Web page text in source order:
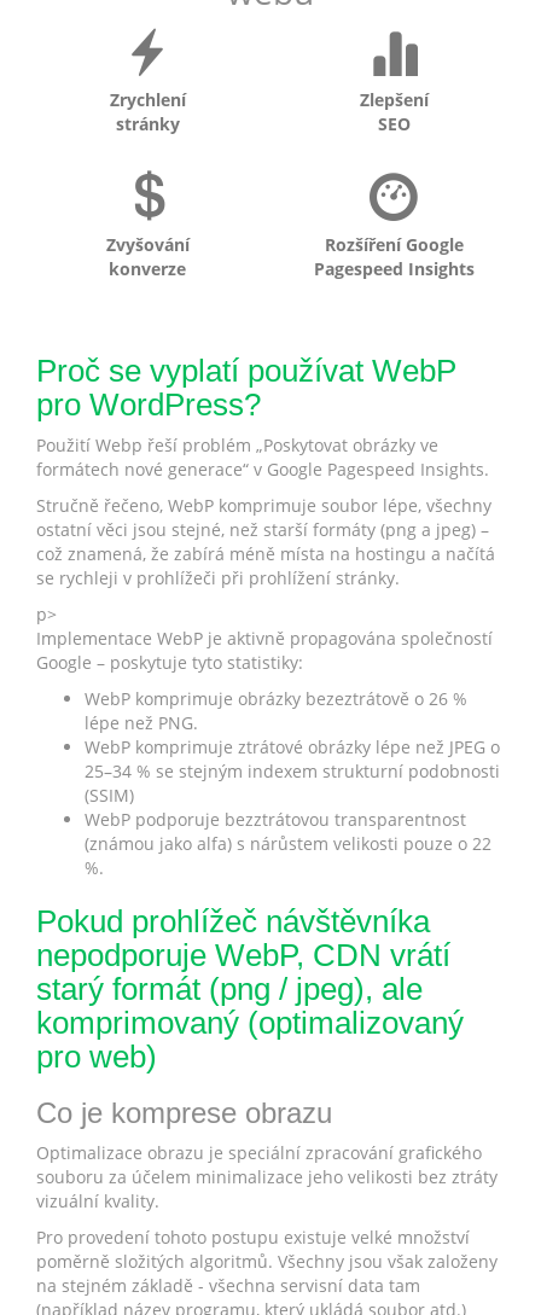
Zrychlení
stránky
Zlepšení
SEO
Zvyšování
konverze
Rozšíření Google
Pagespeed Insights
Proč se vyplatí používat WebP
pro WordPress?
Použití Webp řeší problém „Poskytovat obrázky ve
formátech nové generace“ v Google Pagespeed Insights.
Stručně řečeno, WebP komprimuje soubor lépe, všechny
ostatní věci jsou stejné, než starší formáty (png a jpeg) –
což znamená, že zabírá méně místa na hostingu a načítá
se rychleji v prohlížeči při prohlížení stránky.
p>
Implementace WebP je aktivně propagována společností
Google – poskytuje tyto statistiky:
WebP komprimuje obrázky bezeztrátově o 26 %
lépe než PNG.
WebP komprimuje ztrátové obrázky lépe než JPEG o
25–34 % se stejným indexem strukturní podobnosti
(SSIM)
WebP podporuje bezztrátovou transparentnost
(známou jako alfa) s nárůstem velikosti pouze o 22
%.
Pokud prohlížeč návštěvníka
nepodporuje WebP, CDN vrátí
starý formát (png / jpeg), ale
komprimovaný (optimalizovaný
pro web)
Co je komprese obrazu
Optimalizace obrazu je speciální zpracování grafického
souboru za účelem minimalizace jeho velikosti bez ztráty
vizuální kvality.
Pro provedení tohoto postupu existuje velké množství
poměrně složitých algoritmů. Všechny jsou však založeny
na stejném základě - všechna servisní data tam
(například název programu, který ukládá soubor atd.)